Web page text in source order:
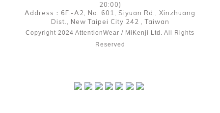
20:00)
Address：6F.-A2, No. 601, Siyuan Rd., Xinzhuang
Dist., New Taipei City 242 , Taiwan
Copyright 2024 AttentionWear / MiKenji Ltd. All Rights
Reserved